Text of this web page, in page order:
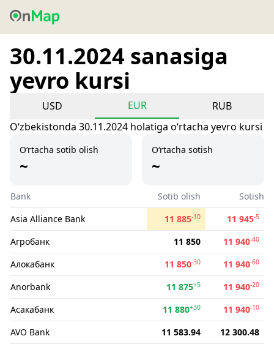
30.11.2024 sanasiga
yevro kursi
USD EUR
RUB
Oʻzbekistonda 30.11.2024 holatiga oʻrtacha yevro kursi
O‘rtacha sotib olish
~
O‘rtacha sotish
~
Bank Sotib olish
Sotish
Asia Alliance Bank
11 885-10 11 945-5
Агробанк 11 850 11 940-40
Алокабанк 11 850-30 11 940-60
Anorbank 11 875+5 11 940-20
Асакабанк 11 880+30 11 940-10
AVO Bank 11 583.94
12 300.48